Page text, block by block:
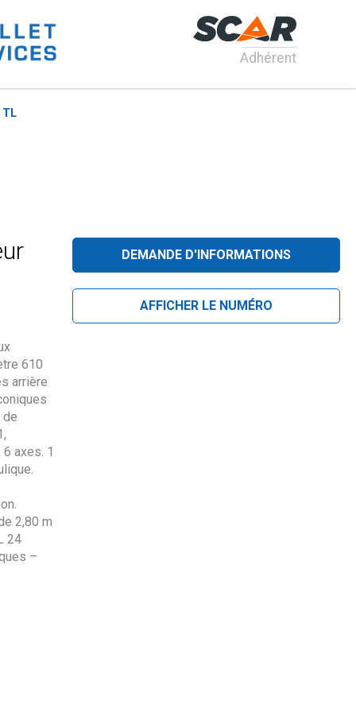
Adhérent
610
arrière
de
axes. 1
2,80 m
24
–
DEMANDE D'INFORMATIONS
AFFICHER LE NUMÉRO